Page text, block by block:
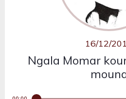
16/12/
Ngala Momar